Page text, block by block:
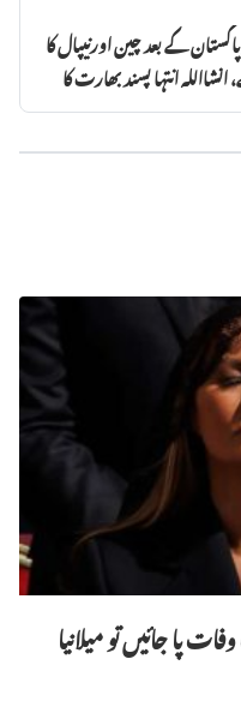
کے بعد چین اورنیپال کا
انتہا پسند بھارت کا
جائیں تو میلانیا